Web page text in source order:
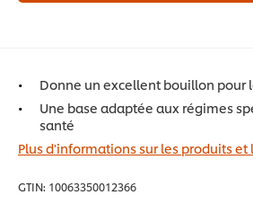
Donne un excellent bouillon pour
Une base adaptée aux régimes
santé
Plus d'informations sur les produits et
GTIN: 10063350012366